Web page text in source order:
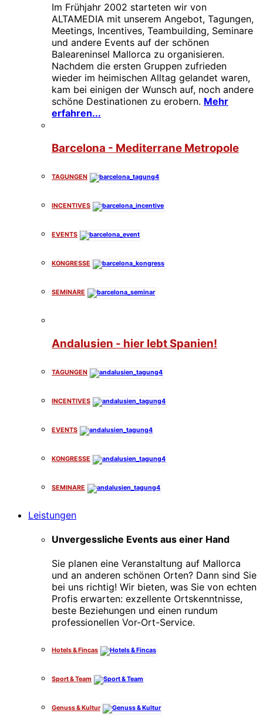
Im Frühjahr 2002 starteten wir von
ALTAMEDIA mit unserem Angebot, Tagungen,
Meetings, Incentives, Teambuilding, Seminare
und andere Events auf der schönen
Baleareninsel Mallorca zu organisieren.
Nachdem die ersten Gruppen zufrieden
wieder im heimischen Alltag gelandet waren,
kam bei einigen der Wunsch auf, noch andere
schöne Destinationen zu erobern. Mehr
erfahren...
Barcelona - Mediterrane Metropole
TAGUNGEN
INCENTIVES
EVENTS
KONGRESSE
SEMINARE
Andalusien - hier lebt Spanien!
TAGUNGEN
INCENTIVES
EVENTS
KONGRESSE
SEMINARE
Leistungen
Unvergessliche Events aus einer Hand
Sie planen eine Veranstaltung auf Mallorca
und an anderen schönen Orten? Dann sind Sie
bei uns richtig! Wir bieten, was Sie von echten
Profis erwarten: exzellente Ortskenntnisse,
beste Beziehungen und einen rundum
professionellen Vor-Ort-Service.
Hotels & Fincas
Sport & Team
Genuss & Kultur